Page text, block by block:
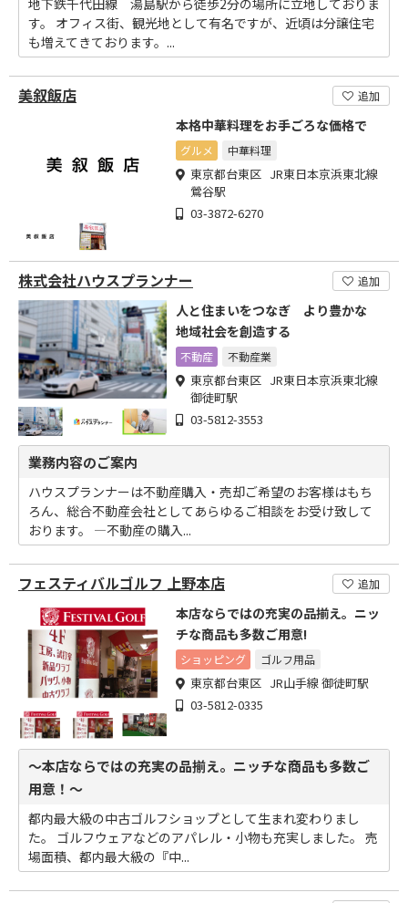
地下鉄千代田線 湯島駅から徒歩2分の場所に立地しておりま
す。 オフィス街、観光地として有名ですが、近頃は分譲住宅
も増えてきております。...
美叙飯店 追加
本格中華料理をお手ごろな価格で
グルメ 中華料理
東京都台東区 JR東日本京浜東北線
鶯谷駅
03-3872-6270
株式会社ハウスプランナー 追加
人と住まいをつなぎ より豊かな
地域社会を創造する
不動産 不動産業
東京都台東区 JR東日本京浜東北線
御徒町駅
03-5812-3553
業務内容のご案内
ハウスプランナーは不動産購入・売却ご希望のお客様はもち
ろん、総合不動産会社としてあらゆるご相談をお受け致して
おります。 ―不動産の購入...
フェスティバルゴルフ 上野本店 追加
本店ならではの充実の品揃え。ニッ
チな商品も多数ご用意!
ショッピング ゴルフ用品
東京都台東区 JR山手線 御徒町駅
03-5812-0335
～本店ならではの充実の品揃え。ニッチな商品も多数ご
用意！～
都内最大級の中古ゴルフショップとして生まれ変わりまし
た。 ゴルフウェアなどのアパレル・小物も充実しました。 売
場面積、都内最大級の『中...